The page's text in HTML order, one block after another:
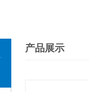
产品展示